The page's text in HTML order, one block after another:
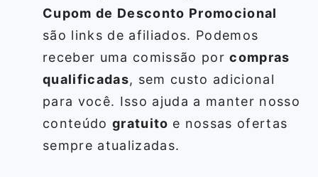
Cupom de Desconto Promocional
são links de afiliados. Podemos
receber uma comissão porcompras
qualificadas, sem custo adicional
para você. Isso ajuda a manter nosso
conteúdo gratuito e nossas ofertas
sempre atualizadas.